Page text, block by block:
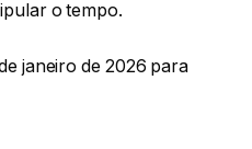
o tempo.
janeiro de 2026 para